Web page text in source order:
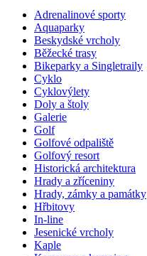
Adrenalinové sporty
Aquaparky
Beskydské vrcholy
Běžecké trasy
Bikeparky a Singletraily
Cyklo
Cyklovýlety
Doly a štoly
Galerie
Golf
Golfové odpaliště
Golfový resort
Historická architektura
Hrady a zříceniny
Hrady, zámky a památky
Hřbitovy
In-line
Jesenické vrcholy
Kaple